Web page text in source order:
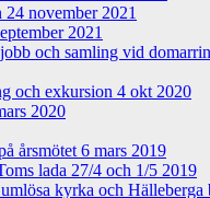
24 november 2021
2021
och samling vid
och exkursion 4 okt 2020
2020
årsmötet 6 mars 2019
lada 27/4 och 1/5 2019
kyrka och Hälleberga